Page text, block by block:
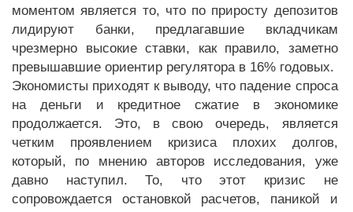
моментом является то, что по приросту депозитов
лидируют банки, предлагавшие вкладчикам
чрезмерно высокие ставки, как правило, заметно
превышавшие ориентир регулятора в 16% годовых.
Экономисты приходят к выводу, что падение спроса
на деньги и кредитное сжатие в экономике
продолжается. Это, в свою очередь, является
четким проявлением кризиса плохих долгов,
который, по мнению авторов исследования, уже
давно наступил. То, что этот кризис не
сопровождается остановкой расчетов, паникой и